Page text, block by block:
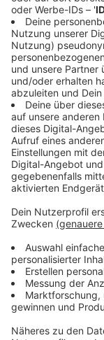
Hier hat die
auch schon
und
haben.
Portland
auch einen
Stationen der
Anzeige
Weitere
Anzeige
Meldung der
Düsseldorfer
Weitere Infos